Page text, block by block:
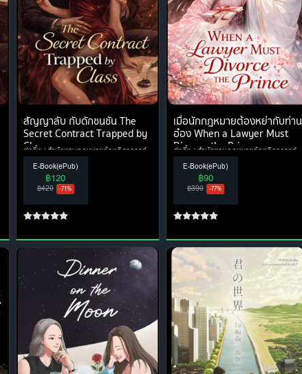
สัญญาลับ กับดักชนชั้น The
Secret Contract Trapped by
Class
กุ๋งกิ๋ง สำนักงานกฎหมายก้องกิดาการต์
E-Book(ePub)
฿120
฿420 -71%
เมื่อนักกฎหมายต้องหย่ากับท่าน
อ๋อง When a Lawyer Must
Divorce the Prince
กุ๋งกิ๋ง สำนักงานกฎหมายก้องกิดาการต์
E-Book(ePub)
฿90
฿390 -77%